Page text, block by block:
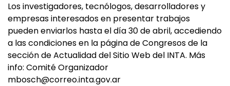
Los investigadores, tecnólogos, desarrolladores y
empresas interesados en presentar trabajos
pueden enviarlos hasta el día 30 de abril, accediendo
a las condiciones en la página de Congresos de la
sección de Actualidad del Sitio Web del INTA. Más
info: Comité Organizador
mbosch@correo.inta.gov.ar